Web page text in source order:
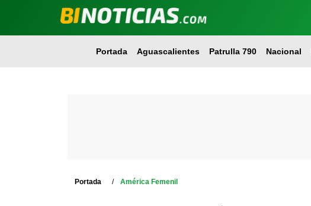
Portada Aguascalientes Patrulla 790 Nacional
Portada América Femenil